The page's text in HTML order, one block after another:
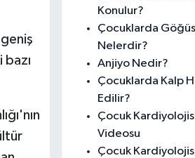
Konulur?
Çocuklarda
Nelerdir?
Anjiyo Nedir?
Çocuklarda Kalp
Edilir?
Çocuk
Videosu
Çocuk